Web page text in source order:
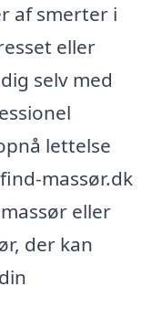
af smerter i
eller
selv med
lettelse
massør.dk
eller
der kan